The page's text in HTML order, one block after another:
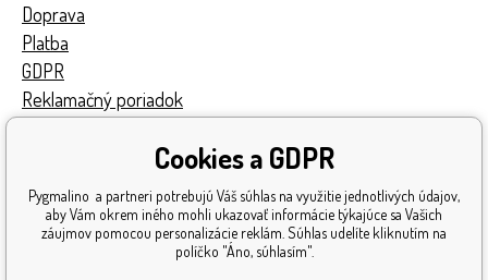
Doprava
Platba
GDPR
Reklamačný poriadok
Získané ocenenia
Katalóg hračiek
Mapa stránok
Cookies a GDPR
Pygmalino a partneri potrebujú Váš súhlas na využitie jednotlivých údajov,
aby Vám okrem iného mohli ukazovať informácie týkajúce sa Vašich
záujmov pomocou personalizácie reklám. Súhlas udelíte kliknutím na
políčko "Áno, súhlasím".